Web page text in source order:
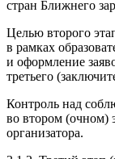
стран Ближнего
Целью второго
в рамках
и оформление
третьего
Контроль над
во втором (очном)
организатора.